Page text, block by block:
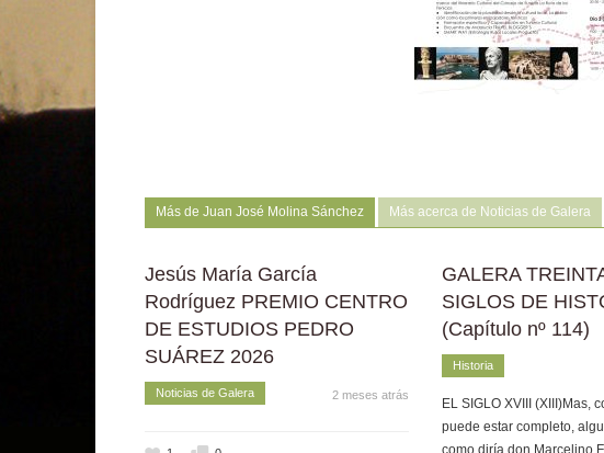
Más de Juan José Molina Sánchez Más acerca de Noticias de Galera
Jesús María García
Rodríguez PREMIO CENTRO
DE ESTUDIOS PEDRO
SUÁREZ 2026
Noticias de Galera 2 meses atrás
GALERA
SIGLOS DE
(Capítulo nº 114)
Historia
EL SIGLO XVIII (XIII)Mas,
puede estar completo,
como diría don Marcelino